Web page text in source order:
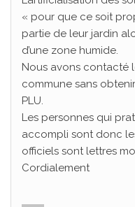
« pour que ce soit
partie de leur jardin
d’une zone humide.
Nous avons contacté
commune sans
PLU.
Les personnes qui
accompli sont donc
officiels sont lettres
Cordialement